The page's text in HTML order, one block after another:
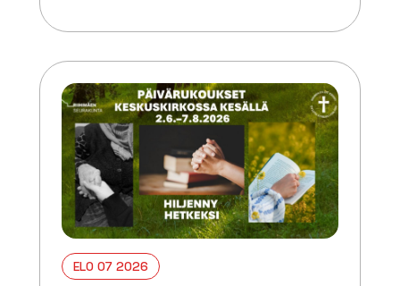
Lue lisää tapahtumasta Kesän rukoushetket
ELO 07 2026